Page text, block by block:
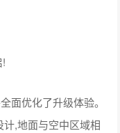
面优化了升级体验。
,地面与空中区域相